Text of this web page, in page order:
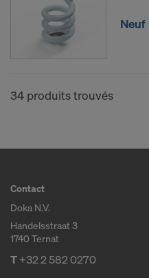
Neuf
34 produits trouvés
Contact
Doka N.V.
Handelsstraat 3
1740 Ternat
T+32 2 582 0270